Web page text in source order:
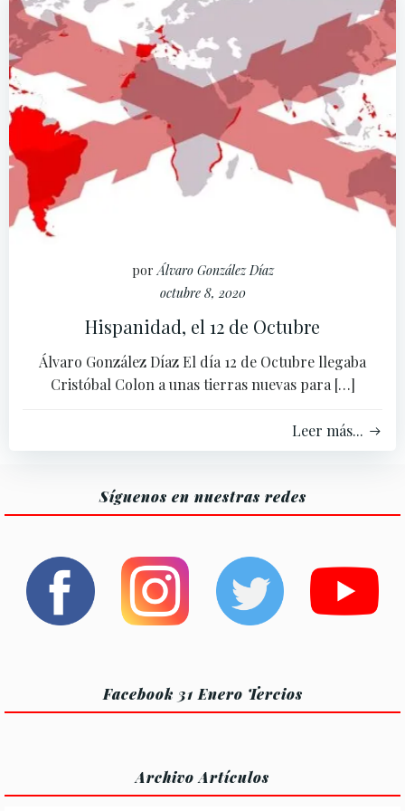
por Álvaro González Díaz
octubre 8, 2020
Hispanidad, el 12 de Octubre
Álvaro González Díaz El día 12 de Octubre llegaba
Cristóbal Colon a unas tierras nuevas para […]
Leer más...
Síguenos en nuestras redes
Facebook 31 Enero Tercios
Archivo Artículos